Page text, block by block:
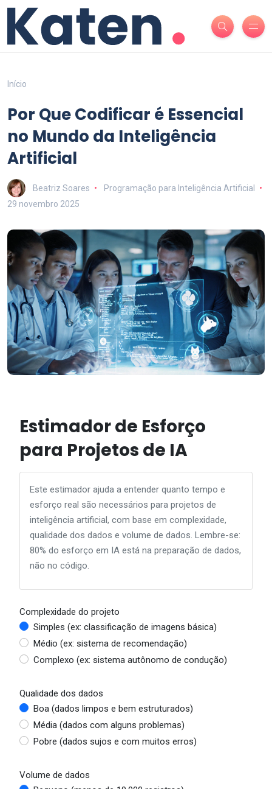
Início
Por Que Codificar é Essencial
no Mundo da Inteligência
Artificial
Beatriz Soares
Programação para Inteligência Artificial
29 novembro 2025
Estimador de Esforço
para Projetos de IA
Este estimador ajuda a entender quanto tempo e
esforço real são necessários para projetos de
inteligência artificial, com base em complexidade,
qualidade dos dados e volume de dados. Lembre-se:
80% do esforço em IA está na preparação de dados,
não no código.
Complexidade do projeto
Simples (ex: classificação de imagens básica)
Médio (ex: sistema de recomendação)
Complexo (ex: sistema autônomo de condução)
Qualidade dos dados
Boa (dados limpos e bem estruturados)
Média (dados com alguns problemas)
Pobre (dados sujos e com muitos erros)
Volume de dados